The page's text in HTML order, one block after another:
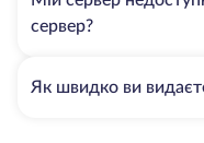
сервер?
Як швидко ви